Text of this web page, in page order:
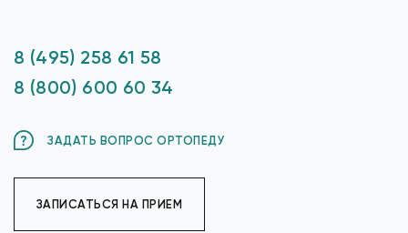
8 (495) 258 61 58
8 (800) 600 60 34
ЗАДАТЬ ВОПРОС ОРТОПЕДУ
ЗАПИСАТЬСЯ НА ПРИЕМ